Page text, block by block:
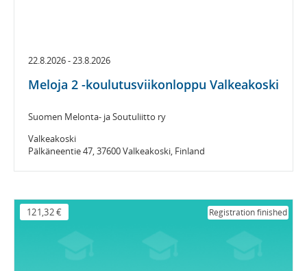
22.8.2026 - 23.8.2026
Meloja 2 -koulutusviikonloppu Valkeakoski
Suomen Melonta- ja Soutuliitto ry
Valkeakoski
Pälkäneentie 47, 37600 Valkeakoski, Finland
121,32 € Registration finished